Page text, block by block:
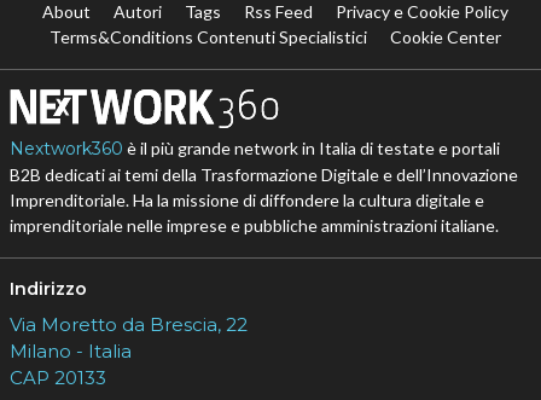
About Autori Tags Rss Feed
Privacy e Cookie Policy
Terms&Conditions Contenuti Specialistici
Cookie Center
Nextwork360 è il più grande network in Italia di testate e portali
B2B dedicati ai temi della Trasformazione Digitale e dell’Innovazione
Imprenditoriale. Ha la missione di diffondere la cultura digitale e
imprenditoriale nelle imprese e pubbliche amministrazioni italiane.
Indirizzo
Via Moretto da Brescia, 22
Milano - Italia
CAP 20133